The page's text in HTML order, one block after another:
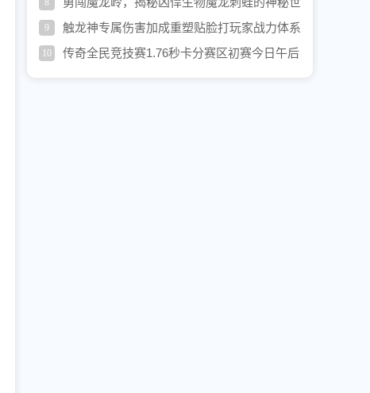
8
界
9 触龙神专属伤害加成重塑贴脸打玩家战力体系
10
传奇全民竞技赛1.76秒卡分赛区初赛今日午后
15点整正式打响